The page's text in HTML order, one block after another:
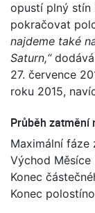
opustí plný stín
pokračovat
najdeme také
Saturn,“dodává
27. července
roku 2015,
Průběh zatmění
Maximální fáze
Východ Měsíce
Konec
Konec